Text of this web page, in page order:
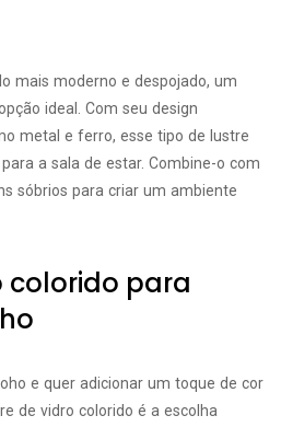
mais moderno e despojado, um
ideal. Com seu design
metal e ferro, esse tipo de lustre
a sala de estar. Combine-o com
sóbrios para criar um ambiente
colorido para
e quer adicionar um toque de cor
de vidro colorido é a escolha